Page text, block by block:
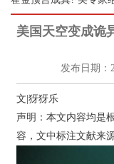
美国天空变成诡
发布日期：
文|犽犽乐
声明：本文内容均是
容，文中标注文献来